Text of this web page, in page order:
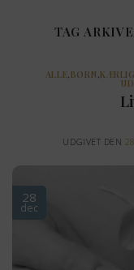
TAG
ALLE,BØRN ,
UDGIVET DEN
28
dec